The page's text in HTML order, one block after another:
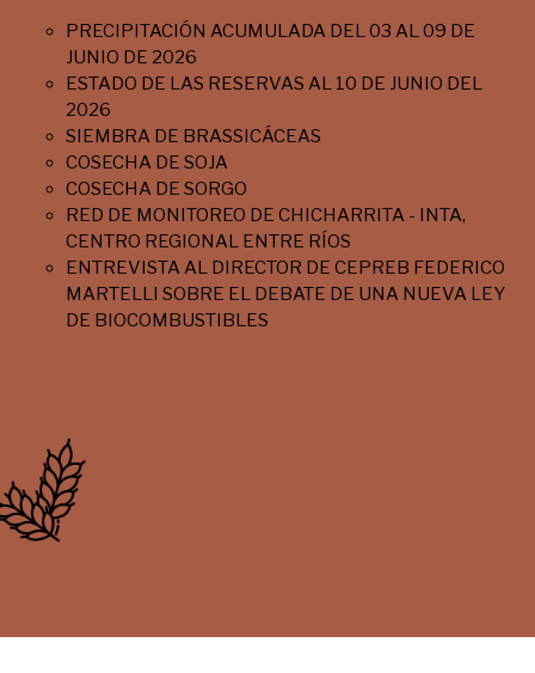
PRECIPITACIÓN ACUMULADA DEL 03 AL 09 DE
JUNIO DE 2026
ESTADO DE LAS RESERVAS AL 10 DE JUNIO DEL
2026
SIEMBRA DE BRASSICÁCEAS
COSECHA DE SOJA
COSECHA DE SORGO
RED DE MONITOREO DE CHICHARRITA - INTA,
CENTRO REGIONAL ENTRE RÍOS
ENTREVISTA AL DIRECTOR DE CEPREB FEDERICO
MARTELLI SOBRE EL DEBATE DE UNA NUEVA LEY
DE BIOCOMBUSTIBLES